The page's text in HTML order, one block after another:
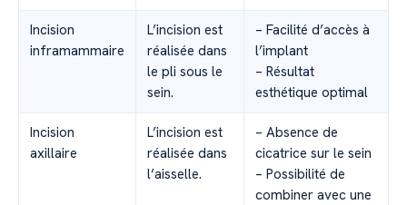
Incision
inframammaire
L’incision est
réalisée dans
le pli sous le
sein.
– Facilité d’accès à
l’implant
– Résultat
esthétique optimal
Incision
axillaire
L’incision est
réalisée dans
l’aisselle.
– Absence de
cicatrice sur le sein
– Possibilité de
combiner avec une